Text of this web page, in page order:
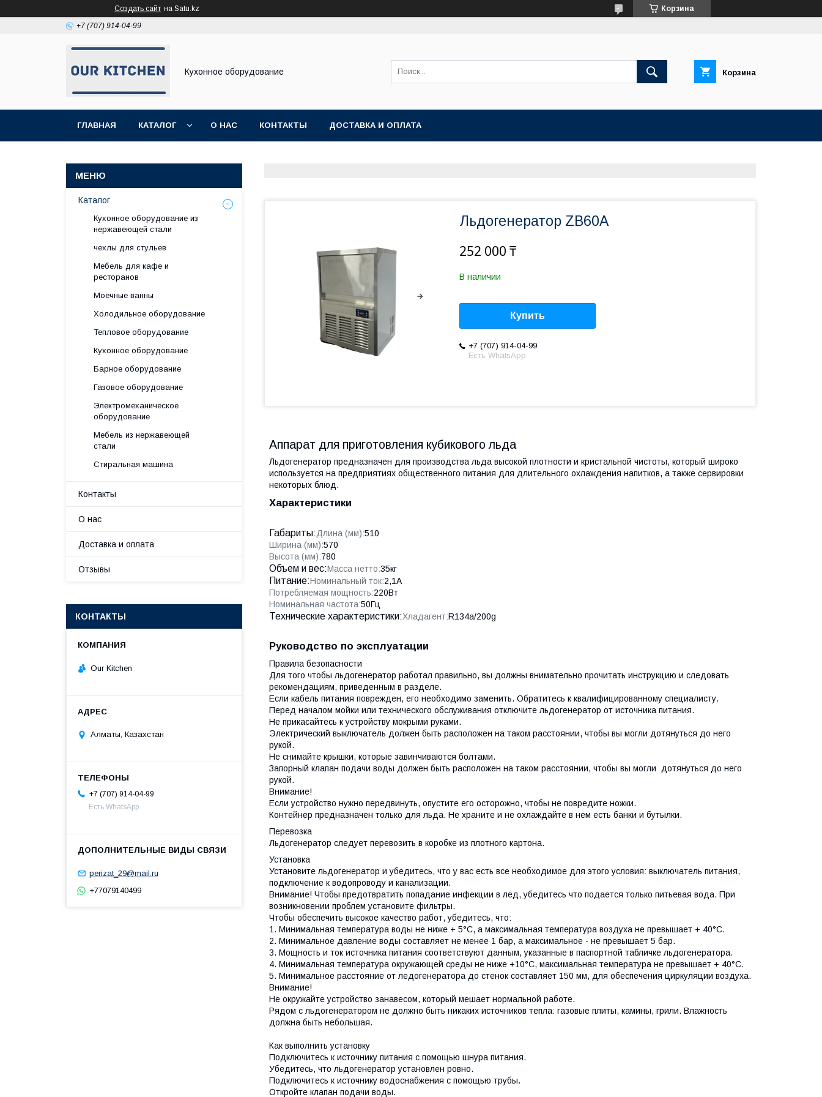
Создать сайт на Satu.kz Корзина
+7 (707) 914-04-99
Кухонное оборудование Корзина
ГЛАВНАЯ КАТАЛОГ О НАС КОНТАКТЫ ДОСТАВКА И ОПЛАТА
Льдогенератор ZB60A
252 000 ₸
В наличии
Купить
+7 (707) 914-04-99
Есть WhatsApp
Аппарат для приготовления кубикового льда
Льдогенератор предназначен для производства льда высокой плотности и кристальной чистоты, который широко
используется на предприятиях общественного питания для длительного охлаждения напитков, а также сервировки
некоторых блюд.
Характеристики
Габариты:Длина (мм):510
Ширина (мм):570
Высота (мм):780
Объем и вес:Масса нетто:35кг
Питание:Номинальный ток:2,1А
Потребляемая мощность:220Вт
Номинальная частота:50Гц
Технические характеристики:Хладагент:R134a/200g
Руководство по эксплуатации
Правила безопасности
Для того чтобы льдогенератор работал правильно, вы должны внимательно прочитать инструкцию и следовать
рекомендациям, приведенным в разделе.
Если кабель питания поврежден, его необходимо заменить. Обратитесь к квалифицированному специалисту.
Перед началом мойки или технического обслуживания отключите льдогенератор от источника питания.
Не прикасайтесь к устройству мокрыми руками.
Электрический выключатель должен быть расположен на таком расстоянии, чтобы вы могли дотянуться до него
рукой.
Не снимайте крышки, которые завинчиваются болтами.
Запорный клапан подачи воды должен быть расположен на таком расстоянии, чтобы вы могли дотянуться до него
рукой.
Внимание!
Если устройство нужно передвинуть, опустите его осторожно, чтобы не повредите ножки.
Контейнер предназначен только для льда. Не храните и не охлаждайте в нем есть банки и бутылки.
Перевозка
Льдогенератор следует перевозить в коробке из плотного картона.
Установка
Установите льдогенератор и убедитесь, что у вас есть все необходимое для этогоусловия: выключатель питания,
подключение к водопроводу и канализации.
Внимание! Чтобы предотвратить попадание инфекции в лед,убедитесь что подается только питьевая вода. При
возникновении проблем установите фильтры.
Чтобы обеспечить высокое качество работ, убедитесь, что:
1. Минимальная температура воды не ниже + 5°С, а максимальная температура воздуха не превышает + 40°С.
2. Минимальное давление воды составляет не менее 1 бар, а максимальное - не превышает 5 бар.
3. Мощность и ток источника питания соответствуют данным, указанные в паспортной табличкельдогенератора.
4. Минимальная температура окружающей среды не ниже +10°С, максимальная температура не превышает + 40°С.
5. Минимальное расстояние от ледогенератора до стенок составляет 150 мм, для обеспечения циркуляции воздуха.
Внимание!
Не окружайте устройство занавесом, который мешает нормальной работе.
Рядом с льдогенератором не должно быть никаких источников тепла: газовые плиты, камины, грили. Влажность
должна быть небольшая.
Как выполнить установку
Подключитесь к источнику питания с помощью шнура питания.
Убедитесь, что льдогенератор установлен ровно.
Подключитесь к источнику водоснабжения с помощью трубы.
Откройте клапан подачи воды.
Каталог
Кухонное оборудование из
нержавеющей стали
чехлы для стульев
Мебель для кафе и
ресторанов
Моечные ванны
Холодильное оборудование
Тепловое оборудование
Кухонное оборудование
Барное оборудование
Газовое оборудование
Электромеханическое
оборудование
Мебель из нержавеющей
стали
Стиральная машина
Контакты
О нас
Доставка и оплата
Отзывы
КОНТАКТЫ
Our Kitchen
Алматы, Казахстан
+7 (707) 914-04-99
Есть WhatsApp
perizat_29@mail.ru
+77079140499